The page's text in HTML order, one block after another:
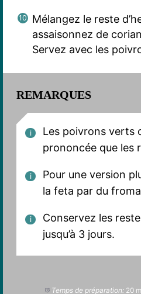
Mélangez le reste
assaisonnez de
Servez avec les
REMARQUES
Les poivrons verts
prononcée que les
Pour une version
la feta par du
Conservez les
jusqu’à 3 jours.
Temps de préparation: 20